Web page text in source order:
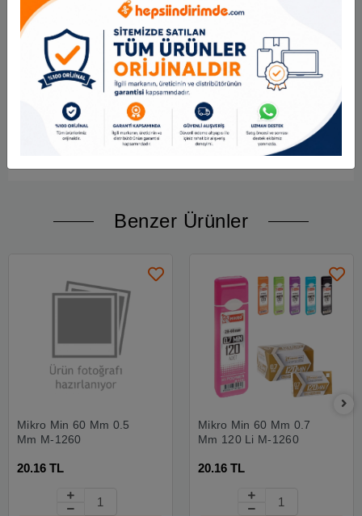
Tüm dolma kalemlerle uyumlu
Kullanım Alanı:
Günlük yazı
Ofis & okul
Resmi belgeler
Kaligrafi & hobi
Benzer Ürünler
Mikro Min 60 Mm 0.5
Mm M-1260
20.16 TL
Mikro Min 60 Mm 0.7
Mm 120 Li M-1260
20.16 TL